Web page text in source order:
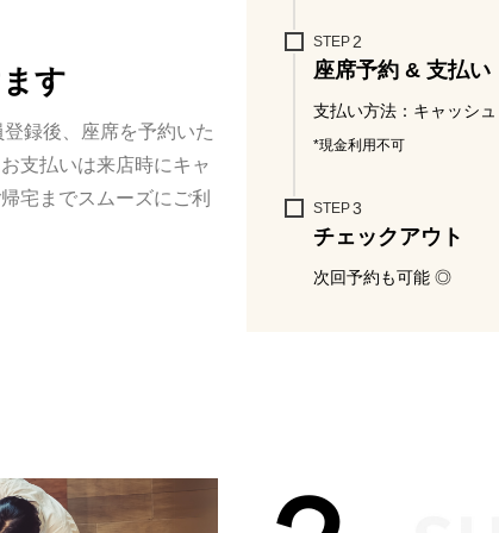
す
録後、座席を予約いた
支払いは来店時にキャ
宅までスムーズにご利
STEP
座席予約 & 支払い
支払い方法：キャッシ
*現金利用不可
STEP
チェックアウト
次回予約も可能 ◎